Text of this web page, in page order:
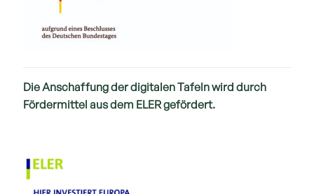
Die Anschaffung der digitalen Tafeln wird durch
Fördermittel aus dem ELER gefördert.